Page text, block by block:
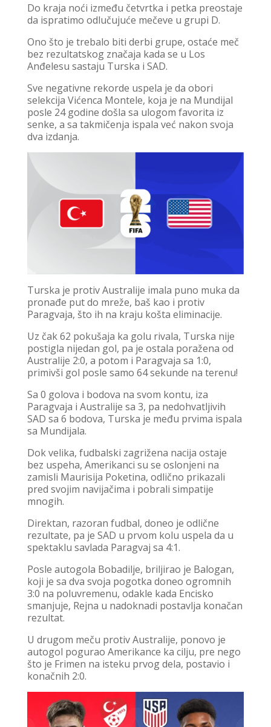
Do kraja noći između četvrtka i petka preostaje
da ispratimo odlučujuće mečeve u grupi D.
Ono što je trebalo biti derbi grupe, ostaće meč
bez rezultatskog značaja kada se u Los
Anđelesu sastaju Turska i SAD.
Sve negativne rekorde uspela je da obori
selekcija Vićenca Montele, koja je na Mundijal
posle 24 godine došla sa ulogom favorita iz
senke, a sa takmičenja ispala već nakon svoja
dva izdanja.
Turska je protiv Australije imala puno muka da
pronađe put do mreže, baš kao i protiv
Paragvaja, što ih na kraju košta eliminacije.
Uz čak 62 pokušaja ka golu rivala, Turska nije
postigla nijedan gol, pa je ostala poražena od
Australije 2:0, a potom i Paragvaja sa 1:0,
primivši gol posle samo 64 sekunde na terenu!
Sa 0 golova i bodova na svom kontu, iza
Paragvaja i Australije sa 3, pa nedohvatljivih
SAD sa 6 bodova, Turska je među prvima ispala
sa Mundijala.
Dok velika, fudbalski zagrižena nacija ostaje
bez uspeha, Amerikanci su se oslonjeni na
zamisli Maurisija Poketina, odlično prikazali
pred svojim navijačima i pobrali simpatije
mnogih.
Direktan, razoran fudbal, doneo je odlične
rezultate, pa je SAD u prvom kolu uspela da u
spektaklu savlada Paragvaj sa 4:1.
Posle autogola Bobadilje, briljirao je Balogan,
koji je sa dva svoja pogotka doneo ogromnih
3:0 na poluvremenu, odakle kada Encisko
smanjuje, Rejna u nadoknadi postavlja konačan
rezultat.
U drugom meču protiv Australije, ponovo je
autogol pogurao Amerikance ka cilju, pre nego
što je Frimen na isteku prvog dela, postavio i
konačnih 2:0.